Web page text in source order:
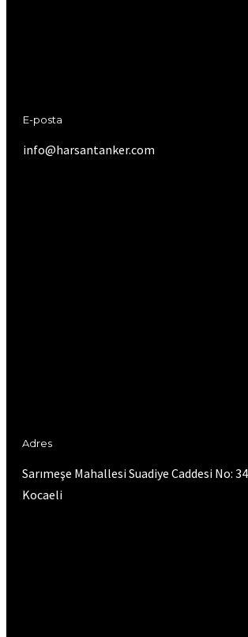
E-posta
info@harsantanker.com
Adres
Sarımeşe Mahallesi Suadiye Caddesi No:
Kocaeli